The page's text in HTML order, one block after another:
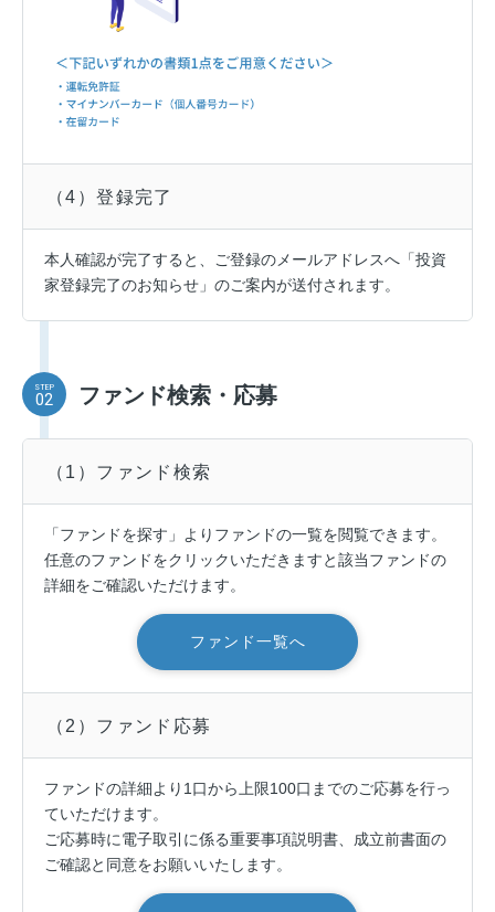
（4）登録完了
本人確認が完了すると、ご登録のメールアドレスへ「投資
家登録完了のお知らせ」のご案内が送付されます。
STEP
02 ファンド検索・応募
（1）ファンド検索
「ファンドを探す」よりファンドの一覧を閲覧できます。
任意のファンドをクリックいただきますと該当ファンドの
詳細をご確認いただけます。
ファンド一覧へ
（2）ファンド応募
ファンドの詳細より1口から上限100口までのご応募を行っ
ていただけます。
ご応募時に電子取引に係る重要事項説明書、成立前書面の
ご確認と同意をお願いいたします。